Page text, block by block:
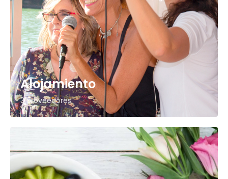
Alojamiento
3 proveedores